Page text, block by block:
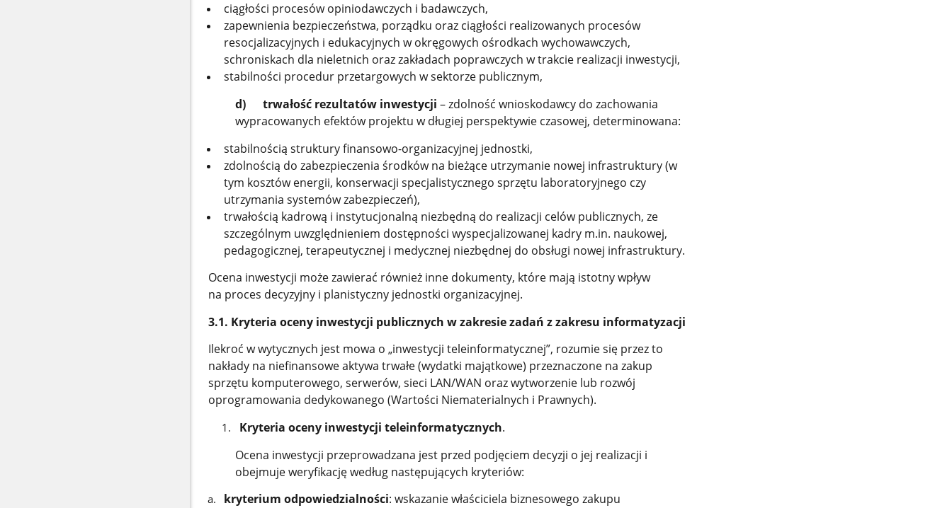
ciągłości procesów opiniodawczych i badawczych,
zapewnienia bezpieczeństwa, porządku oraz ciągłości realizowanych procesów
resocjalizacyjnych i edukacyjnych w okręgowych ośrodkach wychowawczych,
schroniskach dla nieletnich oraz zakładach poprawczych w trakcie realizacji inwestycji,
stabilności procedur przetargowych w sektorze publicznym,
d) trwałość rezultatów inwestycji – zdolność wnioskodawcy do zachowania
wypracowanych efektów projektu w długiej perspektywie czasowej, determinowana:
stabilnością struktury finansowo-organizacyjnej jednostki,
zdolnością do zabezpieczenia środków na bieżące utrzymanie nowej infrastruktury (w
tym kosztów energii, konserwacji specjalistycznego sprzętu laboratoryjnego czy
utrzymania systemów zabezpieczeń),
trwałością kadrową i instytucjonalną niezbędną do realizacji celów publicznych, ze
szczególnym uwzględnieniem dostępności wyspecjalizowanej kadry m.in. naukowej,
pedagogicznej, terapeutycznej i medycznej niezbędnej do obsługi nowej infrastruktury.
Ocena inwestycji może zawierać również inne dokumenty, które mają istotny wpływ
na proces decyzyjny i planistyczny jednostki organizacyjnej.
3.1. Kryteria oceny inwestycji publicznych w zakresie zadań z zakresu informatyzacji
Ilekroć w wytycznych jest mowa o „inwestycji teleinformatycznej”, rozumie się przez to
nakłady na niefinansowe aktywa trwałe (wydatki majątkowe) przeznaczone na zakup
sprzętu komputerowego, serwerów, sieci LAN/WAN oraz wytworzenie lub rozwój
oprogramowania dedykowanego (Wartości Niematerialnych i Prawnych).
Kryteria oceny inwestycji teleinformatycznych.
Ocena inwestycji przeprowadzana jest przed podjęciem decyzji o jej realizacji i
obejmuje weryfikację według następujących kryteriów:
kryterium odpowiedzialności: wskazanie właściciela biznesowego zakupu